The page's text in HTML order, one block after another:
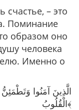
– это
Поминание
образом оно
человека
Именно о
الْقُلُوبُ﴾